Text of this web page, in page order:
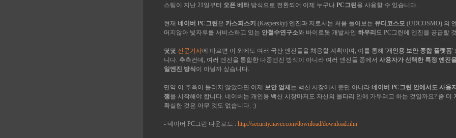
스팅이 지난 21일부터 오픈 베타 방식으로 전환되어 이제 누구나 PC그린을 사용할 수 있습니다.
현재 네이버 PC그린은 카스퍼스키 (Kaspersky) 엔진과 저로서는 처음 들어보는 유디코스모 (UDCOSMO) 의
머지않아 빛자루를 서비스하고 있는 안철수연구소와 바이로봇 개발사인 하우리 도 PC그린에 엔진을 공급할
몇몇 신문기사에 따르면 이 외에도 여러 국산 엔진들을 채용할 계획이며, 이를 통해 '개인용 보안 종합 플랫폼'
니다. 추측컨데, 여러 엔진을 통합한 다중엔진 방식이 아니라 여러 엔진들 중에서 사용자가 선택한 특정 엔진
일엔진 방식 이 아닐까 싶습니다.
만약 이 추측이 틀리지 않았다면 이제 보안 업체 는 백신 시장에서 뿐만 아니라 네이버 PC그린 안에서도 사용
쟁을 시작해야 합니다. 네이버는 개인용 백신 시장마저도 자신의 울타리 안에 가두려고 하는 것일까요? 좀 더
확실한 것은 아무 것도 없습니다. :)
- 네이버 PC그린 다운로드 : http://security.naver.com/download/download.nhn